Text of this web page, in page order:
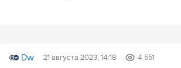
Dw 21 августа 2023, 14:18 4 551